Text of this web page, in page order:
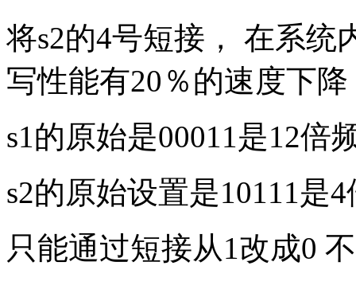
将s2的4号短接， 在系统
写性能有20％的速度下
s1的原始是00011是12倍
s2的原始设置是10111是
只能通过短接从1改成0